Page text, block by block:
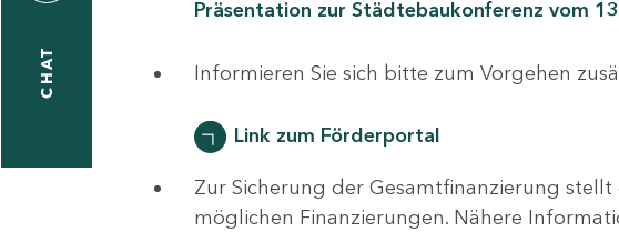
CHAT
Präsentation zur Städtebaukonferenz vom
Informieren Sie sich bitte zum Vorgehen
Link zum Förderportal
Zur Sicherung der Gesamtfinanzierung
möglichen Finanzierungen. Nähere